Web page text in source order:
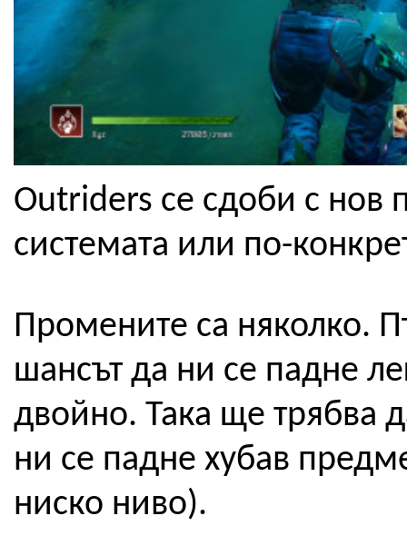
Outriders се сдоби с нов
системата или по-
Промените са няколко.
шансът да ни се падне
двойно. Така ще трябва
ни се падне хубав
ниско ниво).